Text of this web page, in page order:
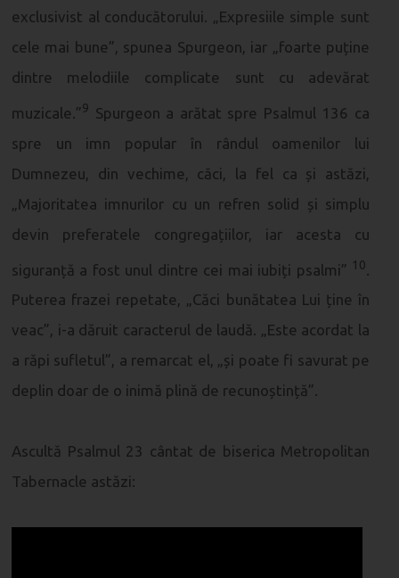
exclusivist al conducătorului. „Expresiile simple sunt
cele mai bune”, spunea Spurgeon, iar „foarte puține
dintre melodiile complicate sunt cu adevărat
muzicale.”9 Spurgeon a arătat spre Psalmul 136 ca
spre un imn popular în rândul oamenilor lui
Dumnezeu, din vechime, căci, la fel ca și astăzi,
„Majoritatea imnurilor cu un refren solid și simplu
devin preferatele congregațiilor, iar acesta cu
siguranță a fost unul dintre cei mai iubiți psalmi” 10
Puterea frazei repetate, „Căci bunătatea Lui ține în
veac”, i-a dăruit caracterul de laudă. „Este acordat la
a răpi sufletul”, a remarcat el, „și poate fi savurat pe
deplin doar de o inimă plină de recunoștință”.
Ascultă Psalmul 23 cântat de biserica Metropolitan
Tabernacle astăzi: